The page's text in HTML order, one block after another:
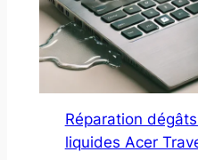
Réparation
liquides Acer